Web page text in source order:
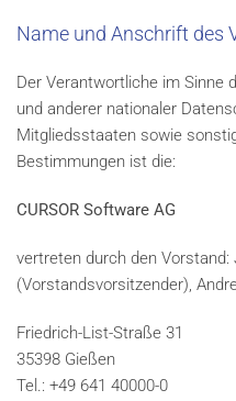
Name und Anschrift des
Der Verantwortliche im Sinne
und anderer nationaler
Mitgliedsstaaten sowie
Bestimmungen ist die:
CURSOR Software AG
vertreten durch den Vorstand:
(Vorstandsvorsitzender),
Friedrich-List-Straße 31
35398 Gießen
Tel.: +49 641 40000-0